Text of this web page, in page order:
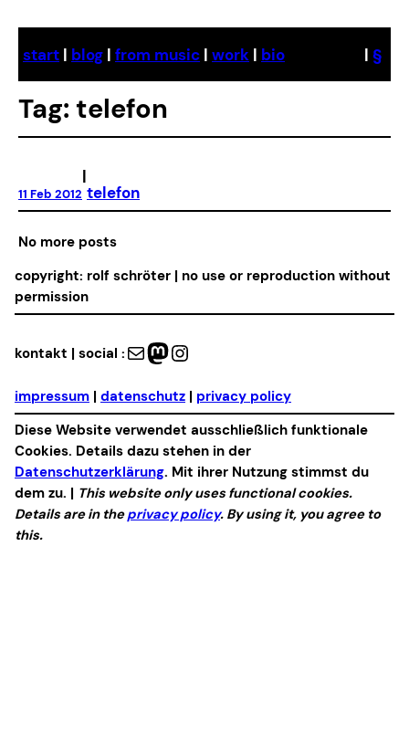
content
start | blog | from music | work | bio | §
Tag: telefon
11 Feb 2012
|
telefon
No more posts
copyright: rolf schröter | no use or reproduction without
permission
kontakt | social : Mail Mastodon Instagram
impressum | datenschutz | privacy policy
Diese Website verwendet ausschließlich funktionale
Cookies. Details dazu stehen in der
Datenschutzerklärung. Mit ihrer Nutzung stimmst du
dem zu. | This website only uses functional cookies.
Details are in theprivacy policy. By using it, you agree to
this.